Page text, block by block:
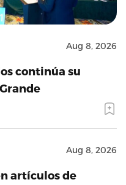
Aug 8, 2026
continúa su
Aug 8, 2026
artículos de